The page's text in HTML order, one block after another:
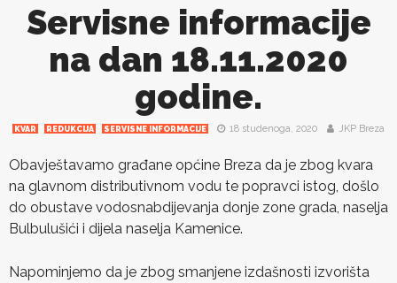
Servisne informacije
na dan 18.11.2020
godine.
KVAR REDUKCIJA SERVISNE INFORMACIJE 18 studenoga, 2020 JKP Breza
Obavještavamo građane općine Breza da je zbog kvara
na glavnom distributivnom vodu te popravci istog, došlo
do obustave vodosnabdijevanja donje zone grada, naselja
Bulbulušići i dijela naselja Kamenice.
Napominjemo da je zbog smanjene izdašnosti izvorišta